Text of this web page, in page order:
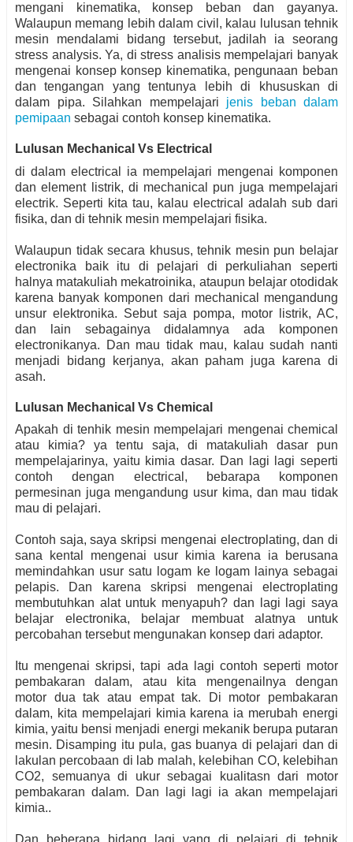
mengani kinematika, konsep beban dan gayanya.
Walaupun memang lebih dalam civil, kalau lulusan tehnik
mesin mendalami bidang tersebut, jadilah ia seorang
stress analysis. Ya, di stress analisis mempelajari banyak
mengenai konsep konsep kinematika, pengunaan beban
dan tengangan yang tentunya lebih di khususkan di
dalam pipa. Silahkan mempelajari jenis beban dalam
pemipaan sebagai contoh konsep kinematika.
Lulusan Mechanical Vs Electrical
di dalam electrical ia mempelajari mengenai komponen
dan element listrik, di mechanical pun juga mempelajari
electrik. Seperti kita tau, kalau electrical adalah sub dari
fisika, dan di tehnik mesin mempelajari fisika.
Walaupun tidak secara khusus, tehnik mesin pun belajar
electronika baik itu di pelajari di perkuliahan seperti
halnya matakuliah mekatroinika, ataupun belajar otodidak
karena banyak komponen dari mechanical mengandung
unsur elektronika. Sebut saja pompa, motor listrik, AC,
dan lain sebagainya didalamnya ada komponen
electronikanya. Dan mau tidak mau, kalau sudah nanti
menjadi bidang kerjanya, akan paham juga karena di
asah.
Lulusan Mechanical Vs Chemical
Apakah di tenhik mesin mempelajari mengenai chemical
atau kimia? ya tentu saja, di matakuliah dasar pun
mempelajarinya, yaitu kimia dasar. Dan lagi lagi seperti
contoh dengan electrical, bebarapa komponen
permesinan juga mengandung usur kima, dan mau tidak
mau di pelajari.
Contoh saja, saya skripsi mengenai electroplating, dan di
sana kental mengenai usur kimia karena ia berusana
memindahkan usur satu logam ke logam lainya sebagai
pelapis. Dan karena skripsi mengenai electroplating
membutuhkan alat untuk menyapuh? dan lagi lagi saya
belajar electronika, belajar membuat alatnya untuk
percobahan tersebut mengunakan konsep dari adaptor.
Itu mengenai skripsi, tapi ada lagi contoh seperti motor
pembakaran dalam, atau kita mengenailnya dengan
motor dua tak atau empat tak. Di motor pembakaran
dalam, kita mempelajari kimia karena ia merubah energi
kimia, yaitu bensi menjadi energi mekanik berupa putaran
mesin. Disamping itu pula, gas buanya di pelajari dan di
lakulan percobaan di lab malah, kelebihan CO, kelebihan
CO2, semuanya di ukur sebagai kualitasn dari motor
pembakaran dalam. Dan lagi lagi ia akan mempelajari
kimia..
Dan beberapa bidang lagi yang di pelajari di tehnik